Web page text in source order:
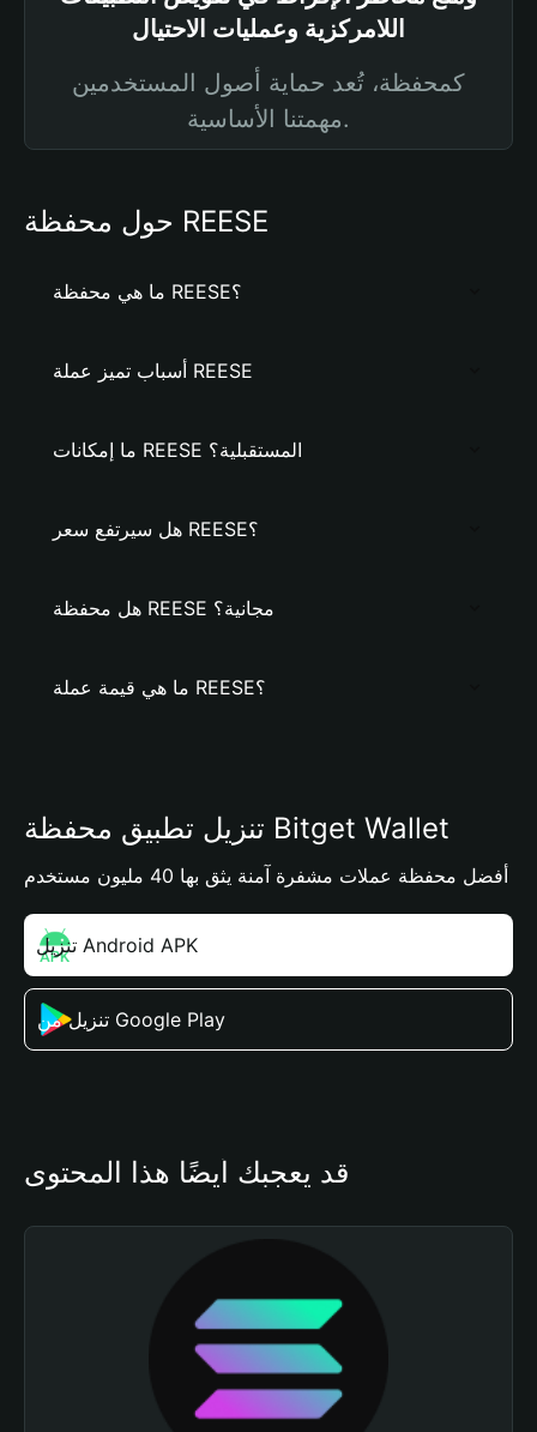
اللامركزية وعمليات الاحتيال
كمحفظة، تُعد حماية أصول المستخدمين
مهمتنا الأساسية.
حول محفظة REESE
ما هي محفظة REESE؟
أسباب تميز عملة REESE
ما إمكانات REESE المستقبلية؟
هل سيرتفع سعر REESE؟
هل محفظة REESE مجانية؟
ما هي قيمة عملة REESE؟
تنزيل تطبيق محفظة Bitget Wallet
أفضل محفظة عملات مشفرة آمنة يثق بها 40 مليون مستخدم
تنزيل Android APK
تنزيل من Google Play
قد يعجبك أيضًا هذا المحتوى